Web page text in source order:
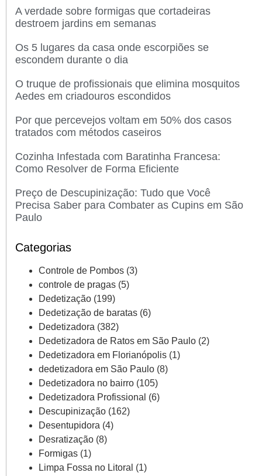
A verdade sobre formigas que cortadeiras
destroem jardins em semanas
Os 5 lugares da casa onde escorpiões se
escondem durante o dia
O truque de profissionais que elimina mosquitos
Aedes em criadouros escondidos
Por que percevejos voltam em 50% dos casos
tratados com métodos caseiros
Cozinha Infestada com Baratinha Francesa:
Como Resolver de Forma Eficiente
Preço de Descupinização: Tudo que Você
Precisa Saber para Combater as Cupins em São
Paulo
Categorias
Controle de Pombos (3)
controle de pragas (5)
Dedetização (199)
Dedetização de baratas (6)
Dedetizadora (382)
Dedetizadora de Ratos em São Paulo (2)
Dedetizadora em Florianópolis (1)
dedetizadora em São Paulo (8)
Dedetizadora no bairro (105)
Dedetizadora Profissional (6)
Descupinização (162)
Desentupidora (4)
Desratização (8)
Formigas (1)
Limpa Fossa no Litoral (1)